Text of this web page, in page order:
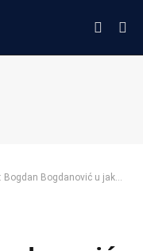
Bogdanović u jako lošoj seriji!